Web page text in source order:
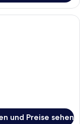
Hotelzimmer mit
und Preise sehen